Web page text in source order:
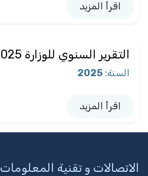
اقرأ المزيد
التقرير السنوي للوزارة 2025
السنة:
2025
اقرأ المزيد
الاتصالات و تقنية المعلومات